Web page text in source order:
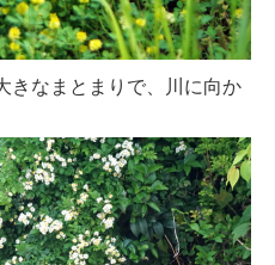
きなまとまりで、川に向か